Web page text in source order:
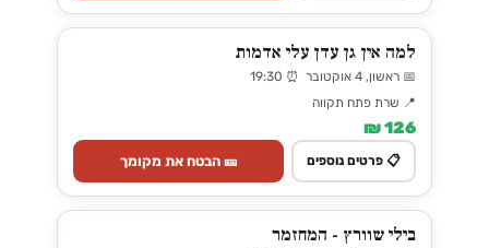
למה אין גן עדן עלי אדמות
📅 ראשון, 4 אוקטובר ⏰ 19:30
📍 שרת פתח תקווה
126 ₪
📋 פרטים נוספים 🎫 הבטח את מקומך
בילי שוורץ - המחזמר